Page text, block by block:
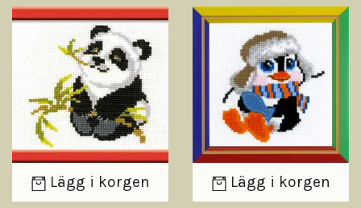
Lägg i korgen Lägg i korgen